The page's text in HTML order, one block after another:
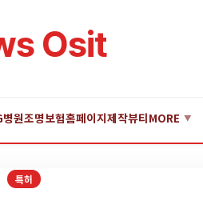
Osit
병원조명보험홈페이지제작뷰티MORE ▼
특허